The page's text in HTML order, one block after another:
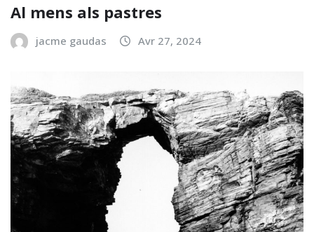
Al mens als pastres
jacme gaudas Avr 27, 2024